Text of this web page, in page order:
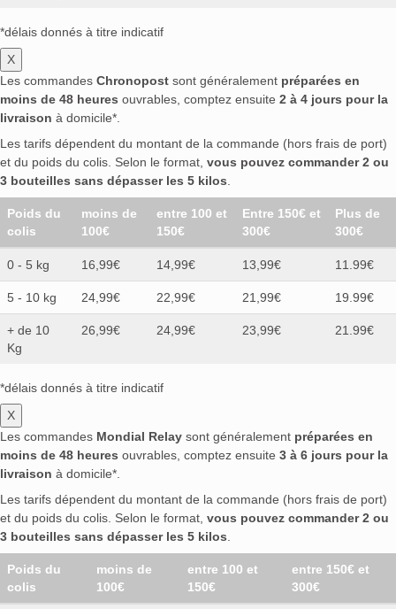
*délais donnés à titre indicatif
X
Les commandes Chronopost sont généralement préparées en
moins de 48 heures ouvrables, comptez ensuite 2 à 4 jours pour la
livraison à domicile*.
Les tarifs dépendent du montant de la commande (hors frais de port)
et du poids du colis. Selon le format, vous pouvez commander 2 ou
3 bouteilles sans dépasser les 5 kilos
Poids du
colis
moins de
100€
entre 100 et
150€
Entre 150€ et
300€
Plus de
300€
0 - 5 kg 16,99€ 14,99€ 13,99€ 11.99€
5 - 10 kg 24,99€ 22,99€ 21,99€ 19.99€
+ de 10
Kg
26,99€ 24,99€ 23,99€ 21.99€
*délais donnés à titre indicatif
X
Les commandes Mondial Relay sont généralement préparées en
moins de 48 heures ouvrables, comptez ensuite 3 à 6 jours pour la
livraison à domicile*.
Les tarifs dépendent du montant de la commande (hors frais de port)
et du poids du colis. Selon le format, vous pouvez commander 2 ou
3 bouteilles sans dépasser les 5 kilos
Poids du
colis
moins de
100€
entre 100 et
150€
entre 150€ et
300€